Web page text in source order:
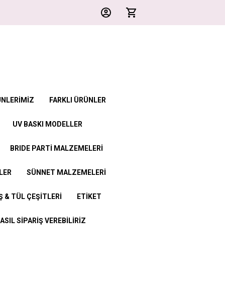
FARKLI ÜRÜNLER
UV BASKI MODELLER
BRIDE PARTİ MALZEMELERİ
SÜNNET MALZEMELERİ
& TÜL ÇEŞİTLERİ ETİKET
SİPARİŞ VEREBİLİRİZ